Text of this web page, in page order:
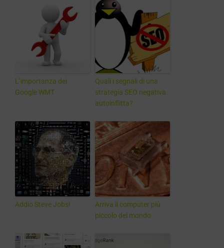
L’importanza dei
Google WMT
Quali i segnali di una
strategia SEO negativa
autoinflitta?
Addio Steve Jobs!
Arriva il computer più
piccolo del mondo